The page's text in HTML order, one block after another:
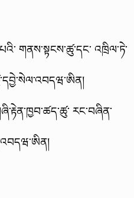
གནས་སྟངས་ཚུ་དང་ འཁྲིལ་ཏེ་
རང་བཞིན་